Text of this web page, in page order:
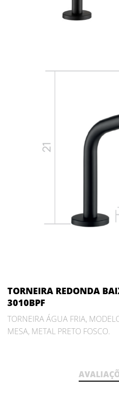
TORNEIRA REDONDA
3010BPF
TORNEIRA ÁGUA FRIA,
MESA, METAL PRETO FOSCO.